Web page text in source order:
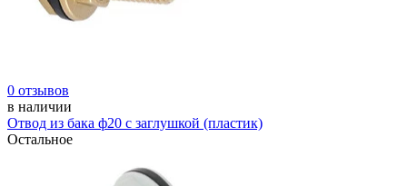
0 отзывов
в наличии
Отвод из бака ф20 с заглушкой (пластик)
Остальное